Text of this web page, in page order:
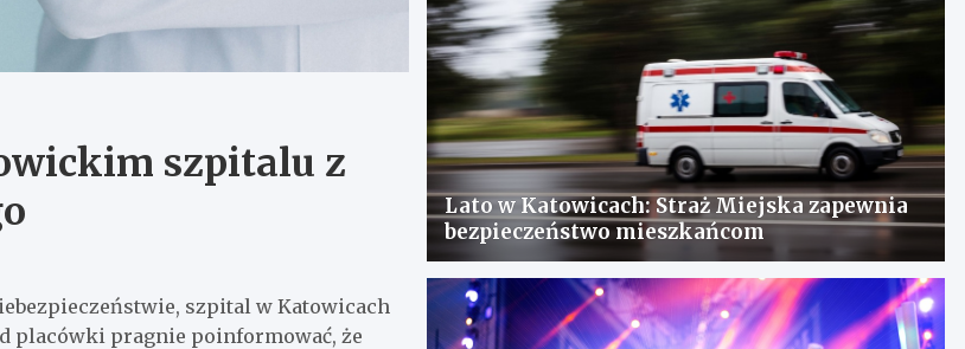
szpitalu z
szpital w Katowicach
placówki pragnie poinformować, że
Lato w Katowicach: Straż Miejska zapewnia
bezpieczeństwo mieszkańcom